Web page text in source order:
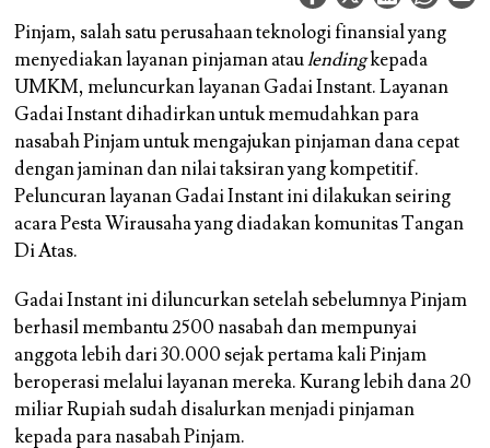
Pinjam, salah satu perusahaan teknologi finansial yang
menyediakan layanan pinjaman ataulendingkepada
UMKM, meluncurkan layanan Gadai Instant. Layanan
Gadai Instant dihadirkan untuk memudahkan para
nasabah Pinjam untuk mengajukan pinjaman dana cepat
dengan jaminan dan nilai taksiran yang kompetitif.
Peluncuran layanan Gadai Instant ini dilakukan seiring
acara Pesta Wirausaha yang diadakan komunitas Tangan
Di Atas.
Gadai Instant ini diluncurkan setelah sebelumnya Pinjam
berhasil membantu 2500 nasabah dan mempunyai
anggota lebih dari 30.000 sejak pertama kali Pinjam
beroperasi melalui layanan mereka. Kurang lebih dana 20
miliar Rupiah sudah disalurkan menjadi pinjaman
kepada para nasabah Pinjam.